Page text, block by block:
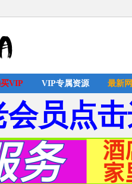
VIP VIP专属资源 最新
员点